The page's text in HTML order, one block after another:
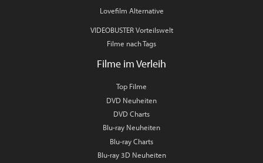
Lovefilm Alternative
VIDEOBUSTER Vorteilswelt
Filme nach Tags
Filme im Verleih
Top Filme
DVD Neuheiten
DVD Charts
Blu-ray Neuheiten
Blu-ray Charts
Blu-ray 3D Neuheiten